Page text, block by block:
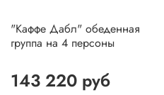
"Каффе Дабл" обеденная
группа на 4 персоны
143 220 руб